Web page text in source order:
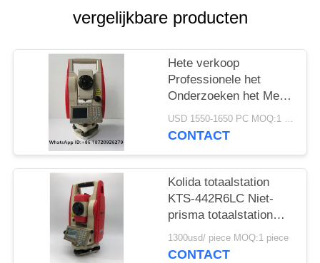
vergelijkbare producten
Hete verkoop
Professionele het
Onderzoeken het Merk
goedkope Totale Post
KTS442R10
USD 1550-1650 PC MOQ:1 pc
CONTACT
Kolida totaalstation
KTS-442R6LC Niet-
prisma totaalstation
600M
1300usd/ piece MOQ:1 piece
CONTACT